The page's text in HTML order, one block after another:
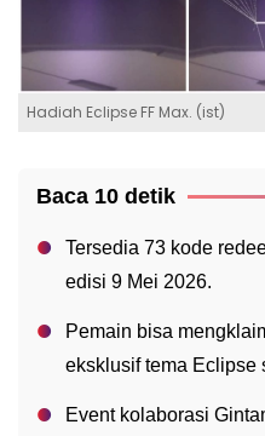
Hadiah Eclipse FF Max. (ist)
Baca 10 detik
Tersedia 73 kode
edisi 9 Mei 2026.
Pemain bisa
eksklusif tema Eclipse
Event kolaborasi